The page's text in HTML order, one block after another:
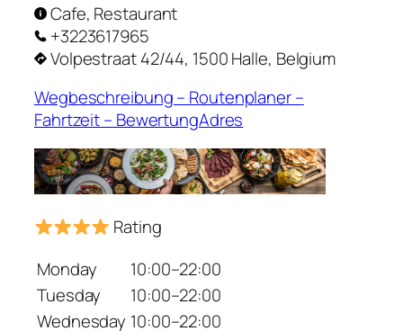
Cafe, Restaurant
+3223617965
Volpestraat 42/44, 1500 Halle, Belgium
Wegbeschreibung – Routenplaner –
Fahrtzeit – BewertungAdres
Rating
Monday
10:00–22:00
Tuesday
10:00–22:00
Wednesday 10:00–22:00